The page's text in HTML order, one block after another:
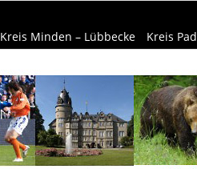
Kreis Minden – Lübbecke Kreis